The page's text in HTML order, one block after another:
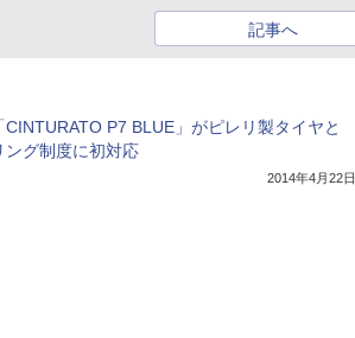
記事へ
CINTURATO P7 BLUE」がピレリ製タイヤと
ング制度に初対応
2014年4月22日